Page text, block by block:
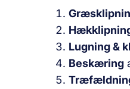
Lugning &
Beskæring